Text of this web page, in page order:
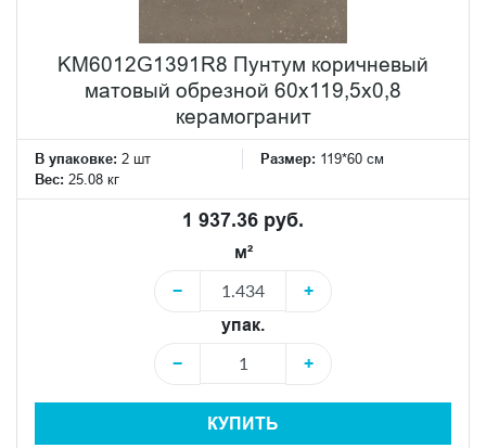
KM6012G1391R8 Пунтум коричневый
матовый обрезной 60x119,5x0,8
керамогранит
В упаковке: 2 шт Размер: 119*60 см
Вес: 25.08 кг
1 937.36 руб.
м²
−
+
упак.
−
+
КУПИТЬ